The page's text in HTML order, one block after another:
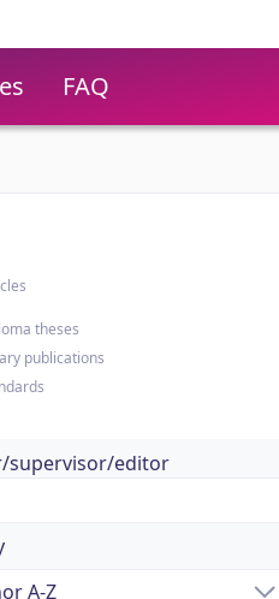
FAQ
theses
publications
supervisor/editor